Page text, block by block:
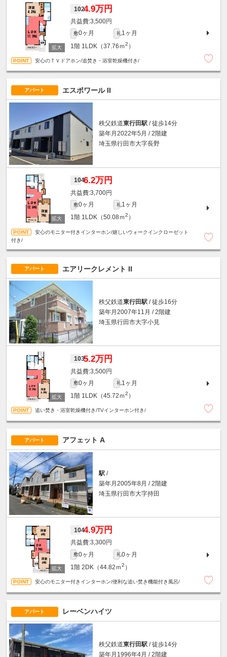
1024.9万円
3,500円
敷0ヶ月 礼1ヶ月
1階 1LDK（37.76ｍ2 ）
安心のＴＶドアホン/追焚き・浴室乾燥機付き/
アパート エスポワール II
秩父鉄道東行田駅 / 徒歩14分
築年月2022年5月 / 2階建
埼玉県行田市大字長野
1046.2万円
3,700円
敷0ヶ月 礼1ヶ月
1階 1LDK（50.08ｍ2 ）
安心のモニター付きインターホン/嬉しいウォークインクローゼット
付き/
アパート エアリークレメント II
秩父鉄道東行田駅 / 徒歩16分
築年月2007年11月 / 2階建
埼玉県行田市大字小見
1035.2万円
3,500円
敷0ヶ月 礼1ヶ月
1階 1LDK（45.72ｍ2 ）
追い焚き・浴室乾燥機付き/TVインターホン付き/
アパート アフェット A
駅 /
築年月2005年8月 / 2階建
埼玉県行田市大字持田
1044.9万円
3,300円
敷0ヶ月 礼0ヶ月
1階 2DK（44.82ｍ2 ）
安心のモニター付きインターホン/便利な追い焚き機能付き風呂/
アパート レーベンハイツ
秩父鉄道東行田駅 / 徒歩14分
築年月1996年4月 / 2階建